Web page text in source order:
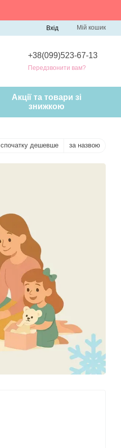
Вхід Мій кошик
+38(099)523-67-13
Передзвонити вам?
Акції та товари зі
знижкою
спочатку дешевше за назвою